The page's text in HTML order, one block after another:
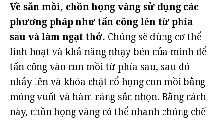
Về săn mồi, chồn họng vàng sử dụng các
phương pháp như tấn công lén từ phía
sau và làm ngạt thở. Chúng sẽ dùng cơ thể
linh hoạt và khả năng nhạy bén của mình để
tấn công vào con mồi từ phía sau, sau đó
nhảy lên và khóa chặt cổ họng con mồi bằng
móng vuốt và hàm răng sắc nhọn. Bằng cách
này, chồn họng vàng có thể nhanh chóng chế